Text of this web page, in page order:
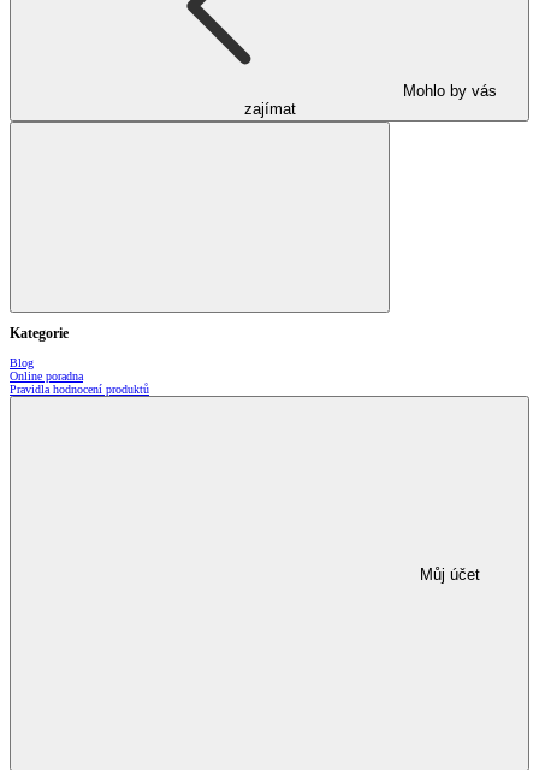
Mohlo by vás
zajímat
Kategorie
Blog
Online poradna
Pravidla hodnocení produktů
Můj účet